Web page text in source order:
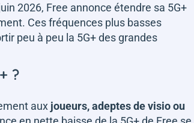
2026, Free annonce étendre sa 5G+
Ces fréquences plus basses
peu à peu la 5G+ des grandes
?
aux joueurs, adeptes de visio ou